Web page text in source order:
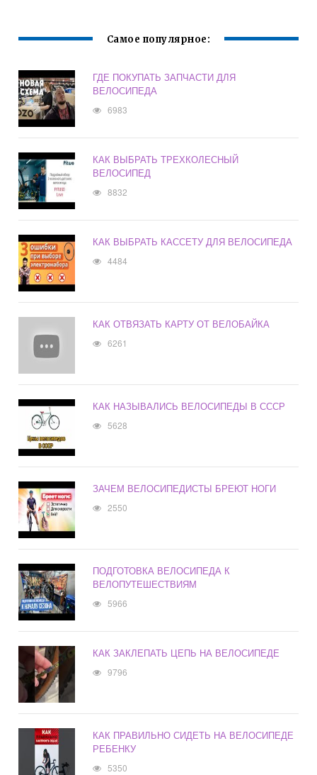
Самое популярное:
ГДЕ ПОКУПАТЬ ЗАПЧАСТИ ДЛЯ
ВЕЛОСИПЕДА
6983
КАК ВЫБРАТЬ ТРЕХКОЛЕСНЫЙ
ВЕЛОСИПЕД
8832
КАК ВЫБРАТЬ КАССЕТУ ДЛЯ ВЕЛОСИПЕДА
4484
КАК ОТВЯЗАТЬ КАРТУ ОТ ВЕЛОБАЙКА
6261
КАК НАЗЫВАЛИСЬ ВЕЛОСИПЕДЫ В СССР
5628
ЗАЧЕМ ВЕЛОСИПЕДИСТЫ БРЕЮТ НОГИ
2550
ПОДГОТОВКА ВЕЛОСИПЕДА К
ВЕЛОПУТЕШЕСТВИЯМ
5966
КАК ЗАКЛЕПАТЬ ЦЕПЬ НА ВЕЛОСИПЕДЕ
9796
КАК ПРАВИЛЬНО СИДЕТЬ НА ВЕЛОСИПЕДЕ
РЕБЕНКУ
5350